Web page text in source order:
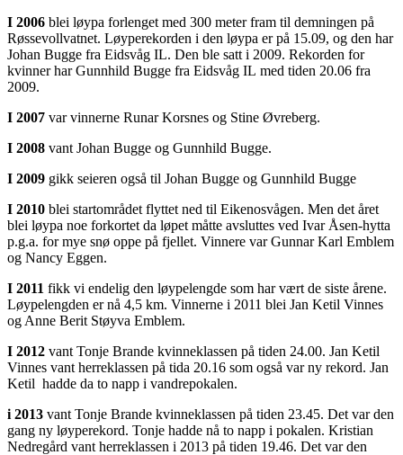
I 2006 blei løypa forlenget med 300 meter fram til demningen på
Røssevollvatnet. Løyperekorden i den løypa er på 15.09, og den har
Johan Bugge fra Eidsvåg IL. Den ble satt i 2009. Rekorden for
kvinner har Gunnhild Bugge fra Eidsvåg IL med tiden 20.06 fra
2009.
I 2007 var vinnerne Runar Korsnes og Stine Øvreberg.
I 2008 vant Johan Bugge og Gunnhild Bugge.
I 2009 gikk seieren også til Johan Bugge og Gunnhild Bugge
I 2010 blei startområdet flyttet ned til Eikenosvågen. Men det året
blei løypa noe forkortet da løpet måtte avsluttes ved Ivar Åsen-hytta
p.g.a. for mye snø oppe på fjellet. Vinnere var Gunnar Karl Emblem
og Nancy Eggen.
I 2011 fikk vi endelig den løypelengde som har vært de siste årene.
Løypelengden er nå 4,5 km. Vinnerne i 2011 blei Jan Ketil Vinnes
og Anne Berit Støyva Emblem.
I 2012 vant Tonje Brande kvinneklassen på tiden 24.00. Jan Ketil
Vinnes vant herreklassen på tida 20.16 som også var ny rekord. Jan
Ketil hadde da to napp i vandrepokalen.
i 2013 vant Tonje Brande kvinneklassen på tiden 23.45. Det var den
gang ny løyperekord. Tonje hadde nå to napp i pokalen. Kristian
Nedregård vant herreklassen i 2013 på tiden 19.46. Det var den